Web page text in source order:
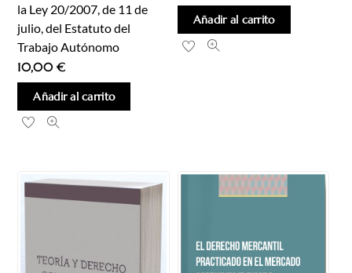
la Ley 20/2007, de 11 de
julio, del Estatuto del
Trabajo Autónomo
10,00€
Añadir al carrito
Añadir al carrito